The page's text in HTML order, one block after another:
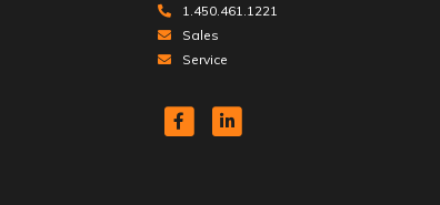
1.450.461.1221
Sales
Service